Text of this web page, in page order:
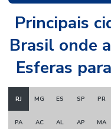
Principais
Brasil onde
Esferas
RJ MG ES SP PR
PA AC AL AP MA